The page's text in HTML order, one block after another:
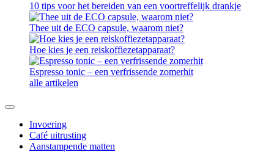
10 tips voor het bereiden van een voortreffelijk drankje
Thee uit de ECO capsule, waarom niet?
Hoe kies je een reiskoffiezetapparaat?
Espresso tonic – een verfrissende zomerhit
alle artikelen
Invoering
Café uitrusting
Aanstampende matten